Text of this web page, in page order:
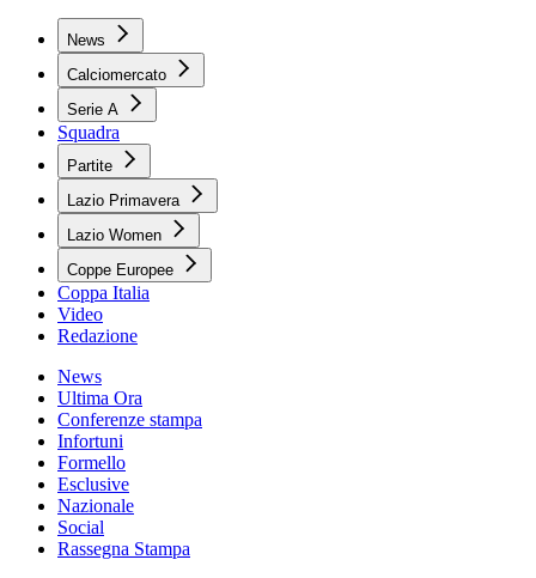
News
Calciomercato
Serie A
Squadra
Partite
Lazio Primavera
Lazio Women
Coppe Europee
Coppa Italia
Video
Redazione
News
Ultima Ora
Conferenze stampa
Infortuni
Formello
Esclusive
Nazionale
Social
Rassegna Stampa